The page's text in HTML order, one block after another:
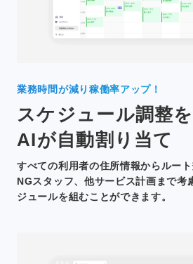
業務時間が減り稼働率アップ！
スケジュール調整を
AIが自動割り当て
すべての利用者の住所情報からルー
NGスタッフ、他サービス計画まで考
ジュールを組むことができます。